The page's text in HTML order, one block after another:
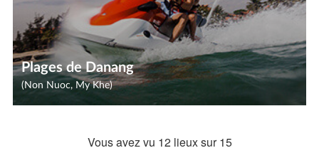
Plages de Danang
(Non Nuoc, My Khe)
Vous avez vu 12lieux sur15